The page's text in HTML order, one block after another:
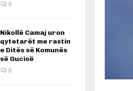
0
Nikollë Camaj uron
qytetarët me rastin
e Ditës së Komunës
së Gucisë
0